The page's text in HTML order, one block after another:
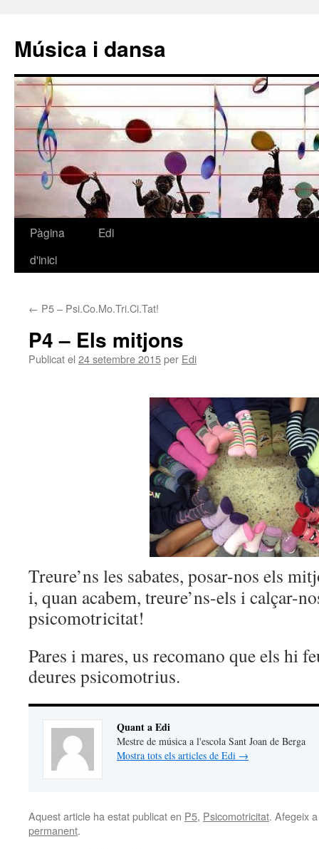
Música i dansa
Vés
Pàgina
d'inici
Edi
← P5 – Psi.Co.Mo.Tri.Ci.Tat!
P4 – Els mitjons
Publicat el 24 setembre 2015per Edi
Treure’ns les sabates, posar-nos els
i, quan acabem, treure’ns-els i calçar-
psicomotricitat!
Pares i mares, us recomano que els hi
deures psicomotrius.
Quant a Edi
Mestre de música a l'escola Sant Joan de Berga
Mostra tots els articles de Edi →
Aquest article ha estat publicat en P5, Psicomotricitat. Afegeix
permanent.